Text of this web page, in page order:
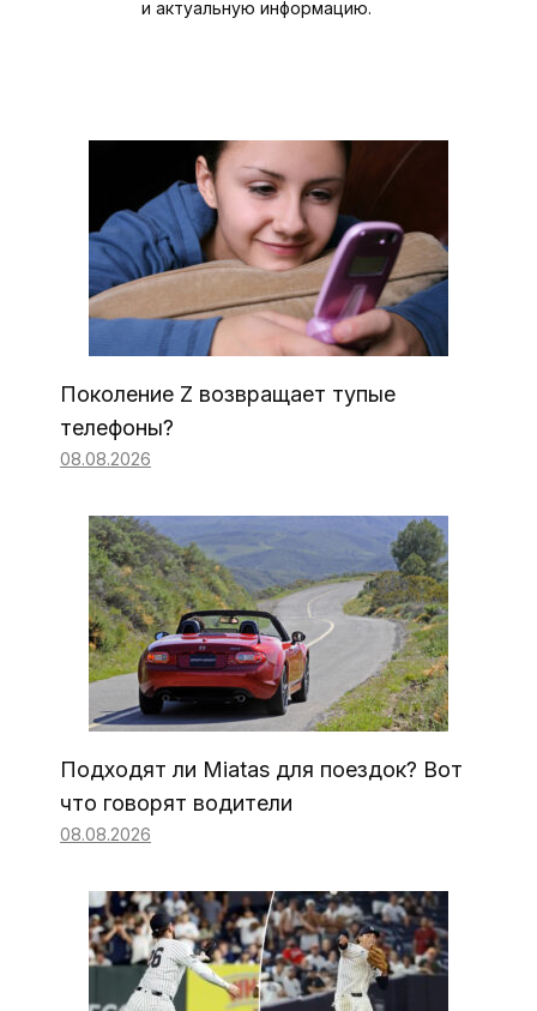
и актуальную информацию.
Поколение Z возвращает тупые
телефоны?
08.08.2026
Подходят ли Miatas для поездок? Вот
что говорят водители
08.08.2026